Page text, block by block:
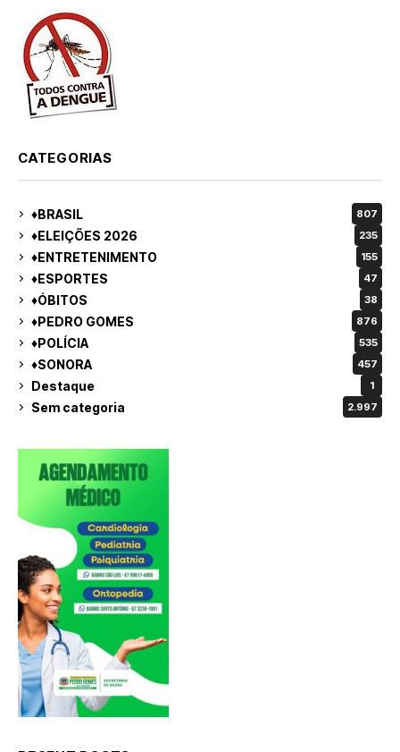
CATEGORIAS
♦BRASIL 807
♦ELEIÇÕES 2026 235
♦ENTRETENIMENTO 155
♦ESPORTES 47
♦ÓBITOS 38
♦PEDRO GOMES 876
♦POLÍCIA 535
♦SONORA 457
Destaque 1
Sem categoria 2.997